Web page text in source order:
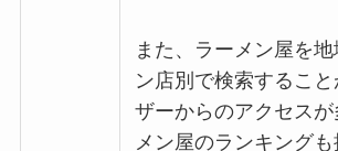
また、ラーメン屋を
ン店別で検索するこ
ザーからのアクセス
メン屋のランキング